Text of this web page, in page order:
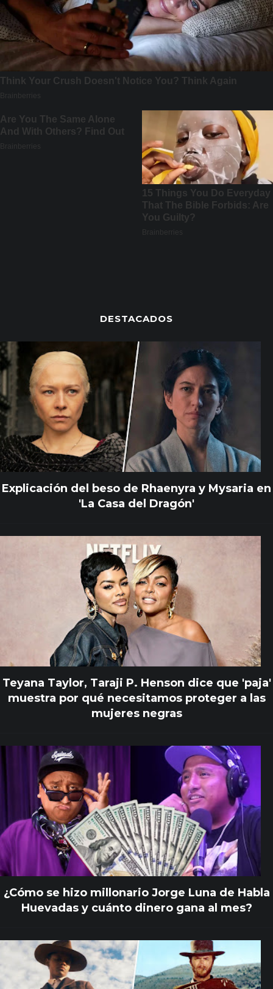
DESTACADOS
Explicación del beso de Rhaenyra y Mysaria en
'La Casa del Dragón'
Teyana Taylor, Taraji P. Henson dice que 'paja'
muestra por qué necesitamos proteger a las
mujeres negras
¿Cómo se hizo millonario Jorge Luna de Habla
Huevadas y cuánto dinero gana al mes?